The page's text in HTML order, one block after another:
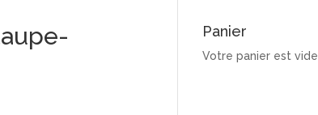
Panier
Votre panier est vide.